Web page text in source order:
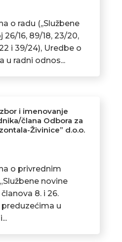
o radu (,,Službene
26/16, 89/18, 23/20,
i 39/24), Uredbe o
u radni odnos...
i imenovanje
člana Odbora za
Živinice” d.o.o.
o privrednim
novine
članova 8. i 26.
u